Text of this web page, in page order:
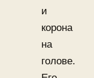
и
корона
на
голове.